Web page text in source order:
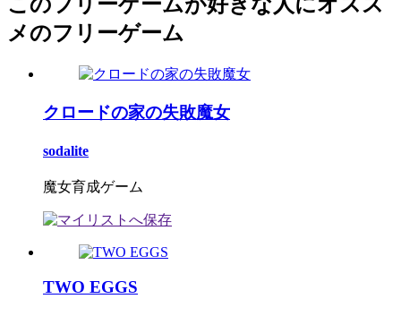
このフリーゲームが好きな人にオスス
メのフリーゲーム
クロードの家の失敗魔女
sodalite
魔女育成ゲーム
TWO EGGS